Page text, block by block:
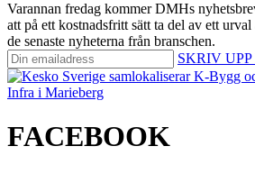
Varannan fredag kommer DMHs
att på ett kostnadsfritt sätt ta del av ett
de senaste nyheterna från branschen.
SKRIV UPP
FACEBOOK